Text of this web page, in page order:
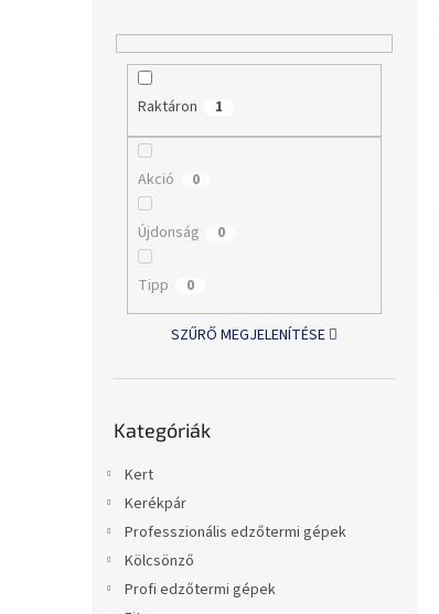
Raktáron 1
Akció 0
Újdonság 0
Tipp 0
SZŰRŐ MEGJELENÍTÉSE
átugrása
Kategóriák
Kert
Kerékpár
Professzionális edzőtermi gépek
Kölcsönző
Profi edzőtermi gépek